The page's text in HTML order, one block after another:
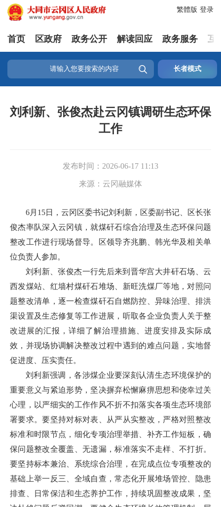
登录
繁體版
首页 区政府 政务公开 解读回应 政务服务 互
 长者模式
刘利新、张俊杰赴云冈镇调研生态环保
工作
发布时间： 2026-06-17 11:13
来源： 云冈融媒体
6月15日，云冈区委书记刘利新，区委副书记、区长张
俊杰率队深入云冈镇，就煤矸石综合治理及生态环保问题
整改工作进行现场督导。区领导齐兆鹏、韩光华及相关单
位负责人参加。
刘利新、张俊杰一行先后来到晋华宫大井矸石场、云
西发煤站、红墙村煤矸石堆场、新旺洗煤厂等地，对照问
题整改清单，逐一检查煤矸石自燃防控、异味治理、排洪
渠设置及生态修复等工作进展，听取各企业负责人关于整
改进展的汇报，详细了解治理措施、进度安排及实际成
效，并现场协调解决整改过程中遇到的难点问题，实地督
促进度、压实责任。
刘利新强调，各涉煤企业要深刻认清生态环境保护的
重要意义与紧迫形势，坚决摒弃松懈麻痹思想和侥幸过关
心理，以严细实的工作作风不折不扣落实各项生态环境部
署要求。要坚持对标对表、从严从实整改，严格对照整改
标准和时限节点，细化专项治理举措、补齐工作短板，确
保问题整改全覆盖、无遗漏，标准落实不走样、不打折。
要坚持标本兼治、系统综合治理，在完成点位专项整改的
基础上举一反三、全域自查，常态化开展堆场管控、隐患
排查、日常保洁和生态养护工作，持续巩固整改成果，坚